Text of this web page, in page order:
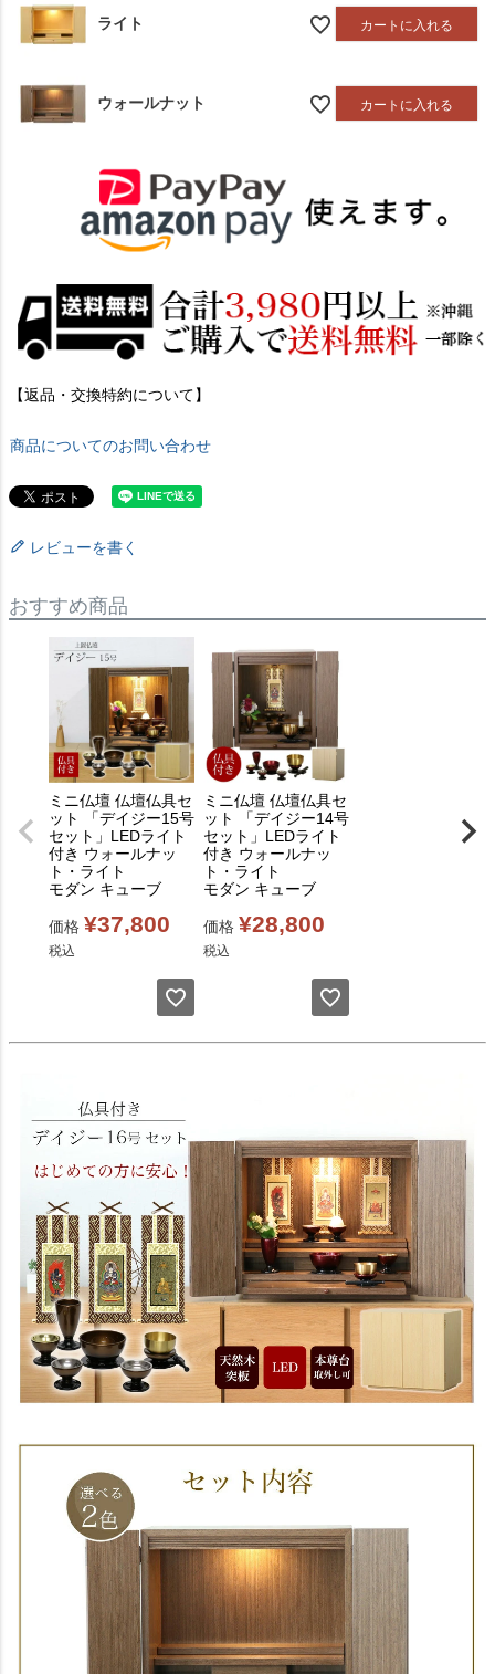
ライト カートに入れる
ウォールナット カートに入れる
【返品・交換特約について】
商品についてのお問い合わせ
レビューを書く
おすすめ商品
ミニ仏壇 仏壇仏具セ
ット 「デイジー15号
セット」LEDライト
付き ウォールナッ
ト・ライト
モダン キューブ
価格 ¥37,800
税込
ミニ仏壇 仏壇仏具セ
ット 「デイジー14号
セット」LEDライト
付き ウォールナッ
ト・ライト
モダン キューブ
価格 ¥28,800
税込